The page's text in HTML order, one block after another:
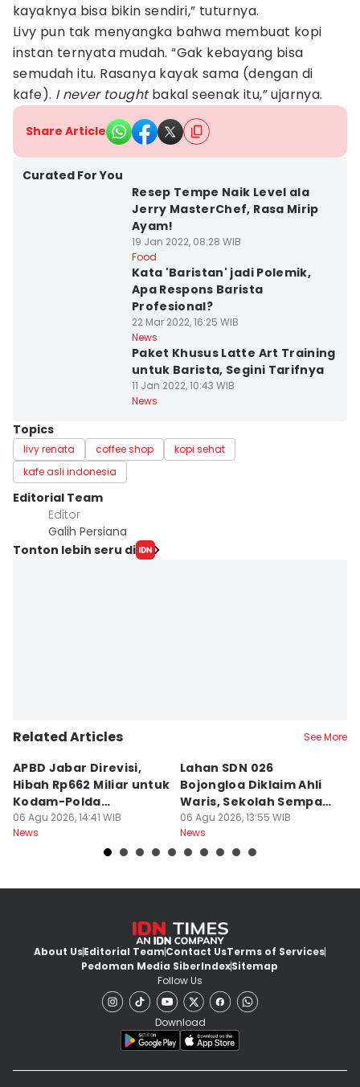
kayaknya bisa bikin sendiri,” tuturnya.
Livy pun tak menyangka bahwa membuat kopi
instan ternyata mudah. “Gak kebayang bisa
semudah itu. Rasanya kayak sama (dengan di
kafe). I never toughtbakal seenak itu,” ujarnya.
Share Article
Curated For You
Resep Tempe Naik Level ala
Jerry MasterChef, Rasa Mirip
Ayam!
19 Jan 2022, 08:28 WIB
Food
Kata 'Baristan' jadi Polemik,
Apa Respons Barista
Profesional?
22 Mar 2022, 16:25 WIB
News
Paket Khusus Latte Art Training
untuk Barista, Segini Tarifnya
11 Jan 2022, 10:43 WIB
News
Topics
livy renata coffee shop
kopi sehat
kafe asli indonesia
Editorial Team
Editor
Galih Persiana
Tonton lebih seru di
Related Articles See More
APBD Jabar Direvisi,
Hibah Rp662 Miliar untuk
Kodam-Polda
Dievaluasi
06 Agu 2026, 14:41 WIB
News
Lahan SDN 026
Bojongloa Diklaim Ahli
Waris, Sekolah Sempat
Disegel
06 Agu 2026, 13:55 WIB
News
About UsEditorial TeamContact UsTerms of Services
Pedoman Media SiberIndexSitemap
Follow Us
Download